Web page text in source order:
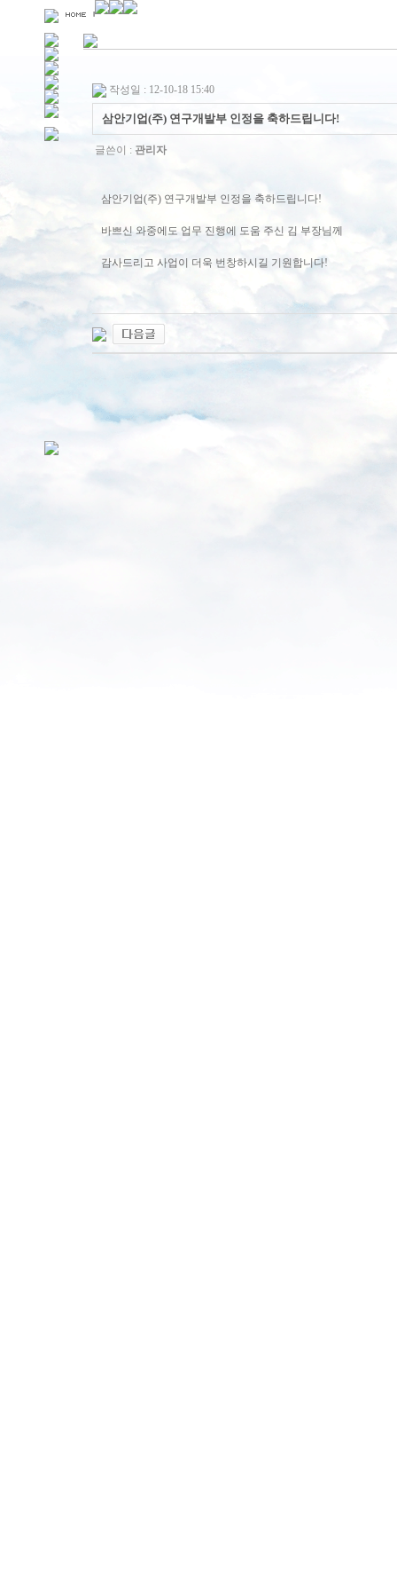
작성일 : 12-10-18 15:40
삼안기업(주) 연구개발부 인정을 축하드립니다!
글쓴이 : 관리자
삼안기업(주) 연구개발부 인정을 축하드립니다!
바쁘신 와중에도 업무 진행에 도움 주신 김 부장님께
감사드리고 사업이 더욱 번창하시길 기원합니다!